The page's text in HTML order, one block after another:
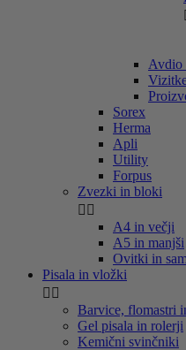
Avdio
Sorex
Herma
Apli
Utility
Forpus
Zvezki in bloki
 
A4 in večji
A5 in manjši
Ovitki in
Pisala in vložki
 
Barvice, flomastri
Gel pisala in rolerji
Kemični svinčniki